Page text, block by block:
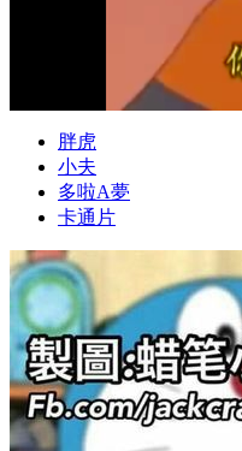
胖虎
小夫
多啦A夢
卡通片